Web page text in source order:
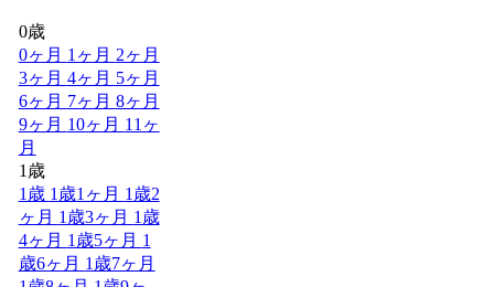
0歳
0ヶ月 1ヶ月 2ヶ月
3ヶ月 4ヶ月 5ヶ月
6ヶ月 7ヶ月 8ヶ月
9ヶ月 10ヶ月 11ヶ
月
1歳
1歳 1歳1ヶ月 1歳2
ヶ月 1歳3ヶ月 1歳
4ヶ月 1歳5ヶ月 1
歳6ヶ月 1歳7ヶ月